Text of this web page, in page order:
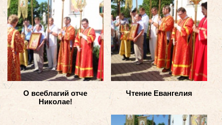
О всеблагий отче
Николае!
Чтение Евангелия